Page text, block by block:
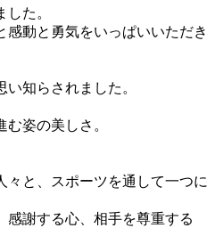
た。
動と勇気をいっぱいいただき
知らされました。
姿の美しさ。
々と、スポーツを通して一つに
感謝する心、相手を尊重する